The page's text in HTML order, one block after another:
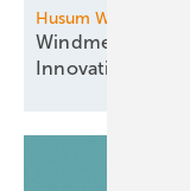
Husum Wind
Windmesse im
Innovationen